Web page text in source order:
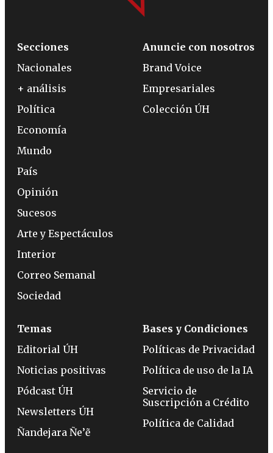
Secciones
Nacionales
+ análisis
Política
Economía
Mundo
País
Opinión
Sucesos
Arte y Espectáculos
Interior
Correo Semanal
Sociedad
Anuncie con nosotros
Brand Voice
Empresariales
Colección ÚH
Temas
Editorial ÚH
Noticias positivas
Pódcast ÚH
Newsletters ÚH
Ñandejara Ñe’ẽ
Bases y Condiciones
Políticas de Privacidad
Política de uso de la IA
Servicio de
Suscripción a Crédito
Política de Calidad